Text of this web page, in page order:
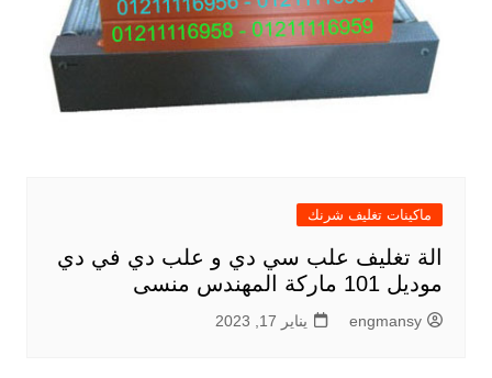
ماكينات تغليف شرنك
الة تغليف علب سي دي و علب دي في دي
موديل 101 ماركة المهندس منسى
engmansy يناير 17, 2023